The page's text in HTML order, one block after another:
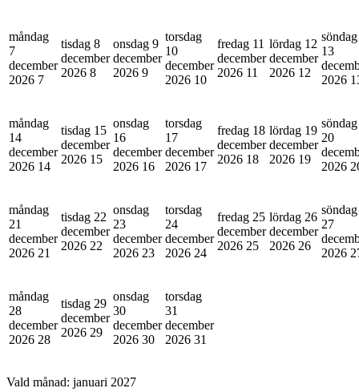
måndag
7
december
2026 7
tisdag 8
december
2026 8
onsdag 9
december
2026 9
torsdag
10
december
2026 10
fredag 11
december
2026 11
lördag 12
december
2026 12
söndag
13
2026
måndag
14
december
2026 14
tisdag 15
december
2026 15
onsdag
16
december
2026 16
torsdag
17
december
2026 17
fredag 18
december
2026 18
lördag 19
december
2026 19
söndag
20
2026
måndag
21
december
2026 21
tisdag 22
december
2026 22
onsdag
23
december
2026 23
torsdag
24
december
2026 24
fredag 25
december
2026 25
lördag 26
december
2026 26
söndag
27
2026
måndag
28
december
2026 28
tisdag 29
december
2026 29
onsdag
30
december
2026 30
torsdag
31
december
2026 31
Vald månad: januari 2027